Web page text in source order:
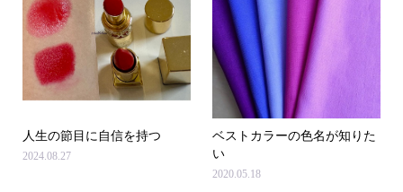
人生の節目に自信を持つ
2024.08.27
ベストカラーの色名が知りた
い
2020.05.18